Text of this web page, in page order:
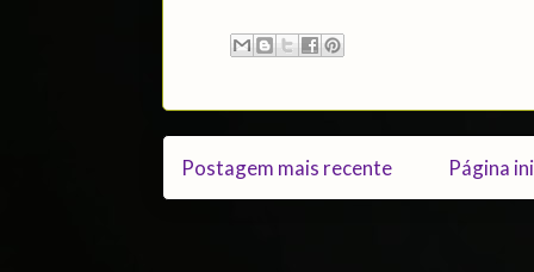
Postagem mais recente Página